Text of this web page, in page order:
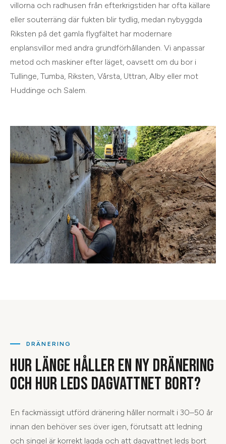
villorna och radhusen från efterkrigstiden har ofta källare
eller souterräng där fukten blir tydlig, medan nybyggda
Riksten på det gamla flygfältet har modernare
enplansvillor med andra grundförhållanden. Vi anpassar
metod och maskiner efter läget, oavsett om du bor i
Tullinge, Tumba, Riksten, Vårsta, Uttran, Alby eller mot
Huddinge och Salem.
DRÄNERING
HUR LÄNGE HÅLLER EN NY DRÄNERING
OCH HUR LEDS DAGVATTNET BORT?
En fackmässigt utförd dränering håller normalt i 30–50 år
innan den behöver ses över igen, förutsatt att ledning
och singel är korrekt lagda och att dagvattnet leds bort